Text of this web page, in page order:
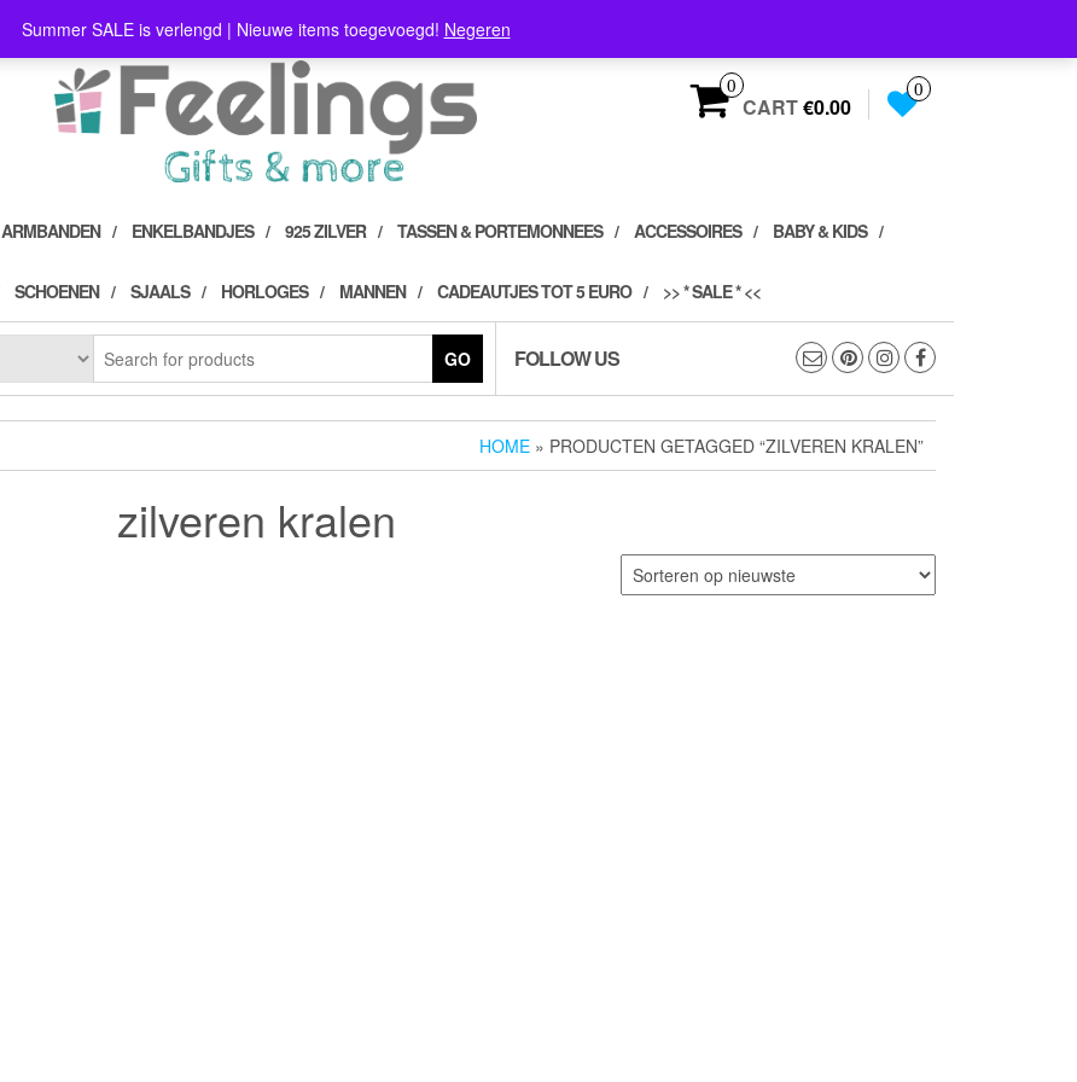
Summer SALE is verlengd | Nieuwe items toegevoegd! Negeren
0
CART€0.00
0
ARMBANDEN ENKELBANDJES 925 ZILVER TASSEN & PORTEMONNEES ACCESSOIRES BABY & KIDS
SCHOENEN SJAALS HORLOGES MANNEN CADEAUTJES TOT 5 EURO >> * SALE * <<
GO FOLLOW US
HOME » PRODUCTEN GETAGGED “ZILVEREN KRALEN”
zilveren kralen